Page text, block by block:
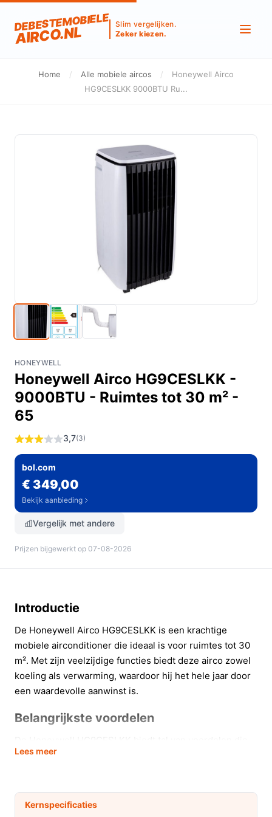
DEBESTEMOBIELE
AIRCO.NL
Slim vergelijken.
Zeker kiezen.
Home / Alle mobiele aircos /
Honeywell Airco
HG9CESLKK 9000BTU Ru...
HONEYWELL
Honeywell Airco HG9CESLKK -
9000BTU - Ruimtes tot 30 m² -
65
3,7(3)
bol.com
€ 349,00
Bekijk aanbieding
Vergelijk met andere
Prijzen bijgewerkt op 07-08-2026
Introductie
De Honeywell Airco HG9CESLKK is een krachtige
mobiele airconditioner die ideaal is voor ruimtes tot 30
m². Met zijn veelzijdige functies biedt deze airco zowel
koeling als verwarming, waardoor hij het hele jaar door
een waardevolle aanwinst is.
Belangrijkste voordelen
uw wooncomfort aanzienlijk verbeteren:
BTU, ideaal voor goed geïsoleerde ruimtes.
Verstelbare luchtuitlaat voor gerichte luchtstroom,
Lees meer
Kernspecificaties